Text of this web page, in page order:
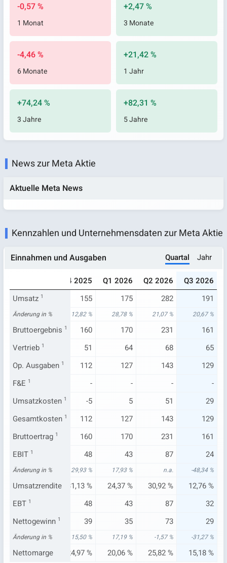
-0,57 %
1 Monat
+2,47 %
3 Monate
-4,46 %
6 Monate
+21,42 %
1 Jahr
+74,24 %
3 Jahre
+82,31 %
5 Jahre
News zur Meta Aktie
Aktuelle Meta News
Kennzahlen und Unternehmensdaten zur Meta Aktie
Einnahmen und Ausgaben Quartal Jahr
Q4 2025 Q1 2026 Q2 2026
Q3 2026
Umsatz 1158 155 175 282 191
Änderung in %
1,86 % 12,82 % 28,78 % 21,07 % 20,67 %
Bruttoergebnis 1
148 160 170 231
161
Vertrieb 1 51 64 68
65
Op. Ausgaben 1
100 112 127 143
129
F&E 1 - - -
-
Umsatzkosten 1
11 -5 5 51
29
Gesamtkosten 1
100 112 127 143
129
Bruttoertrag 1
148 160 170 231
161
EBIT 1 48 43 87 24
Änderung in %
-7,87 % 29,93 % 17,93 % n.a. -48,34 %
Umsatzrendite
29,82 % 31,13 % 24,37 % 30,92 %
12,76 %
EBT 1 48 43 87
32
Nettogewinn 1
42 39 35 73 29
Änderung in %
-6,07 % 15,50 % 17,19 % -1,57 % -31,27 %
Nettomarge
26,65 % 24,97 % 20,06 % 25,82 % 15,18 %